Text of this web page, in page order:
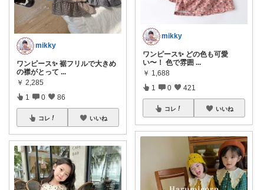
mikky
ワンピース✨ 裾フリルで大きめ
の襟がとって ...
￥ 2,285
1 0 86
コレ いいね
mikky
ワンピース✨ どの色も可愛
い〜！ 色で雰囲 ...
￥ 1,688
1 0 421
コレ いいね